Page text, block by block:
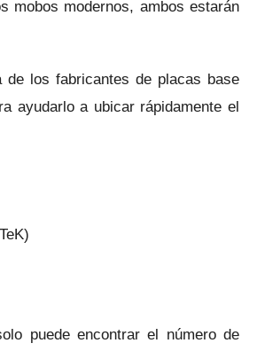
mobos modernos, ambos estarán
de los fabricantes de placas base
ayudarlo a ubicar rápidamente el
puede encontrar el número de